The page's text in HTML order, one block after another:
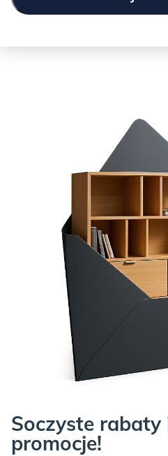
Soczyste rabaty
promocje!